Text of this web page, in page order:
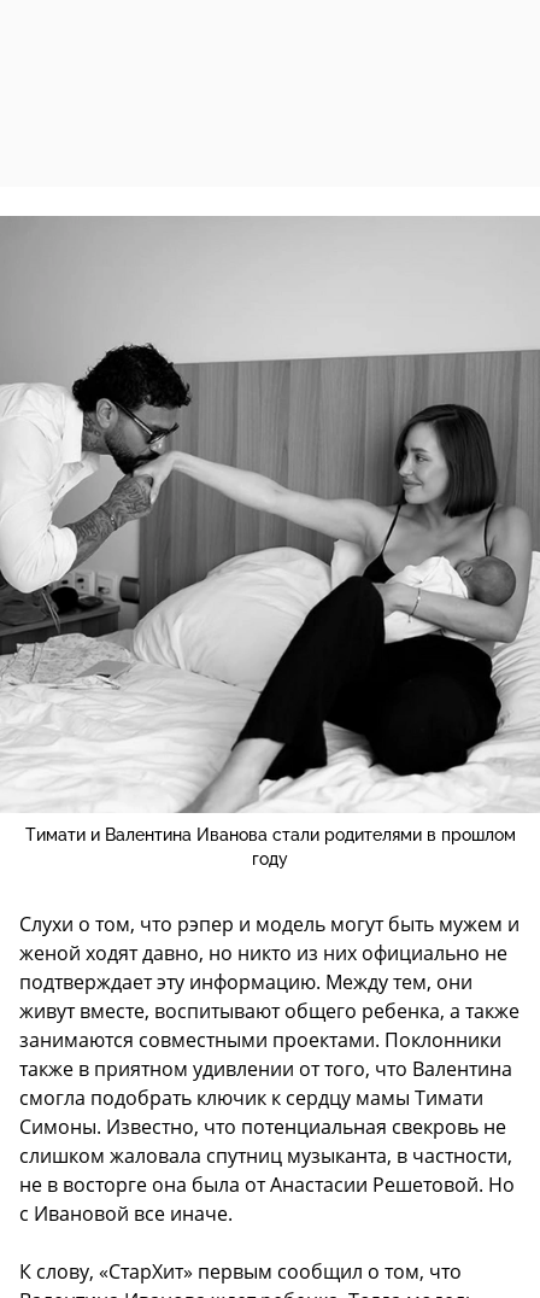
Тимати и Валентина Иванова стали родителями в прошлом
году
Слухи о том, что рэпер и модель могут быть мужем и
женой ходят давно, но никто из них официально не
подтверждает эту информацию. Между тем, они
живут вместе, воспитывают общего ребенка, а также
занимаются совместными проектами. Поклонники
также в приятном удивлении от того, что Валентина
смогла подобрать ключик к сердцу мамы Тимати
Симоны. Известно, что потенциальная свекровь не
слишком жаловала спутниц музыканта, в частности,
не в восторге она была от Анастасии Решетовой. Но
с Ивановой все иначе.
К слову, «СтарХит» первым сообщил о том, что